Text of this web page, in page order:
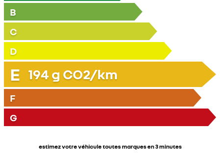
B
C
D
E 194 g CO2/km
F
G
estimez votre véhicule toutes marques en 3 minutes